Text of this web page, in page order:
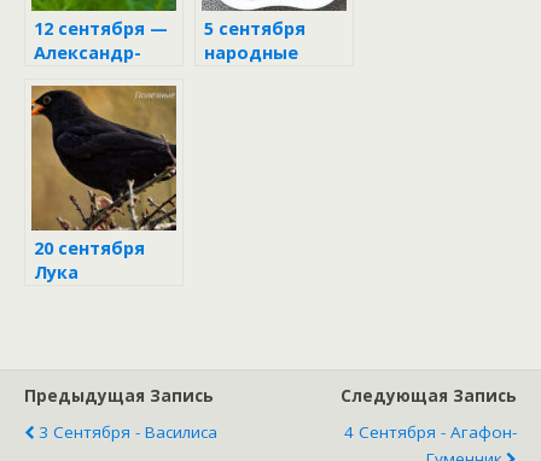
12 сентября —
Александр-
5 сентября
народные
20 сентября
Лука
Предыдущая Запись
3 Сентября - Василиса
Следующая Запись
4 Сентября - Агафон-